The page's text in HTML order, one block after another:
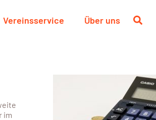
Vereinsservice Über uns
im